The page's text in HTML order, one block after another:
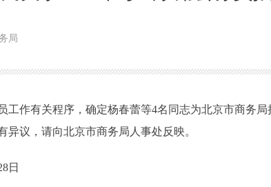
局
作有关程序，确定杨春蕾等4名同志为北京市商务局
议，请向北京市商务局人事处反映。
日